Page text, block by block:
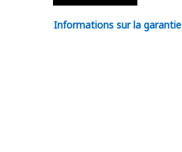
Informations sur la garantie